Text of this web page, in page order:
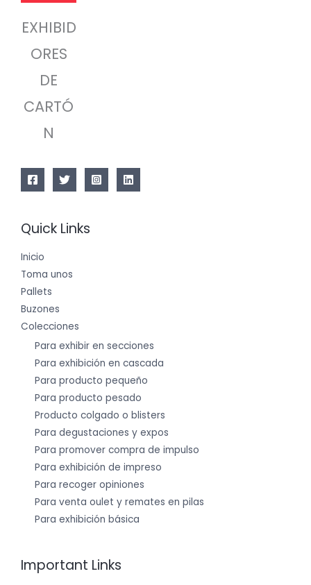
EXHIBID
ORES
DE
CARTÓ
N
Quick Links
Inicio
Toma unos
Pallets
Buzones
Colecciones
Para exhibir en secciones
Para exhibición en cascada
Para producto pequeño
Para producto pesado
Producto colgado o blisters
Para degustaciones y expos
Para promover compra de impulso
Para exhibición de impreso
Para recoger opiniones
Para venta oulet y remates en pilas
Para exhibición básica
Important Links